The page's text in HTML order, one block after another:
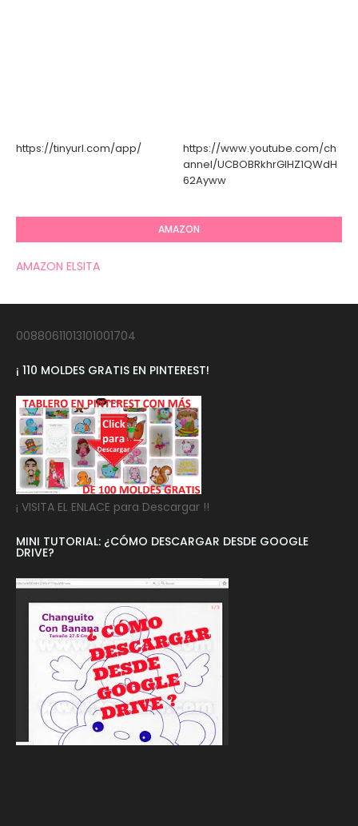
https://tinyurl.com/app/
https://www.youtube.com/ch
annel/UCBOBRkhrGIHZ1QWdH
62Ayww
AMAZON
AMAZON ELSITA
00880611013101001704
¡ 110 MOLDES GRATIS EN PINTEREST!
¡ VISITA EL ENLACE para Descargar !!
MINI TUTORIAL: ¿CÓMO DESCARGAR DESDE GOOGLE
DRIVE?